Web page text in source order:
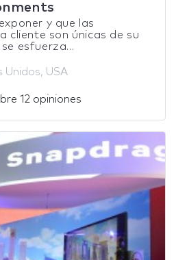
y que las
cliente son únicas de su
esfuerza...
Unidos, USA
12 opiniones